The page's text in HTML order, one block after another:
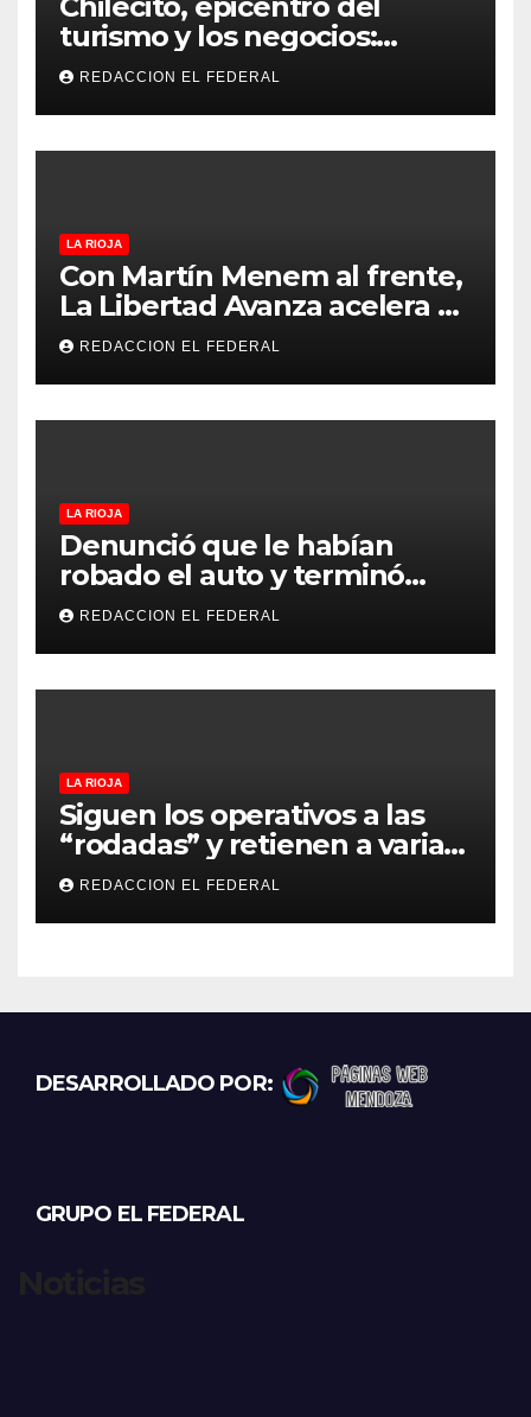
turismo y los negocios:
arranca la Expo que promete
revolucionar la economía
regional en un evento sin
precedentes en La Rioja
REDACCION EL FEDERAL
LA RIOJA
Con Martín Menem al frente,
La Libertad Avanza acelera su
despliegue en La Rioja y
desembarcó en Aimogasta
REDACCION EL FEDERAL
LA RIOJA
Denunció que le habían
robado el auto y terminó
confesando que su hermano
lo empeñó por drogas
REDACCION EL FEDERAL
LA RIOJA
Siguen los operativos a las
“rodadas” y retienen a varias
motocicletas
REDACCION EL FEDERAL
DESARROLLADO POR:
GRUPO EL FEDERAL